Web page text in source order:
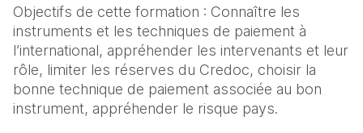
Objectifs de cette formation : Connaître les
instruments et les techniques de paiement à
l’international, appréhender les intervenants et leur
rôle, limiter les réserves du Credoc, choisir la
bonne technique de paiement associée au bon
instrument, appréhender le risque pays.